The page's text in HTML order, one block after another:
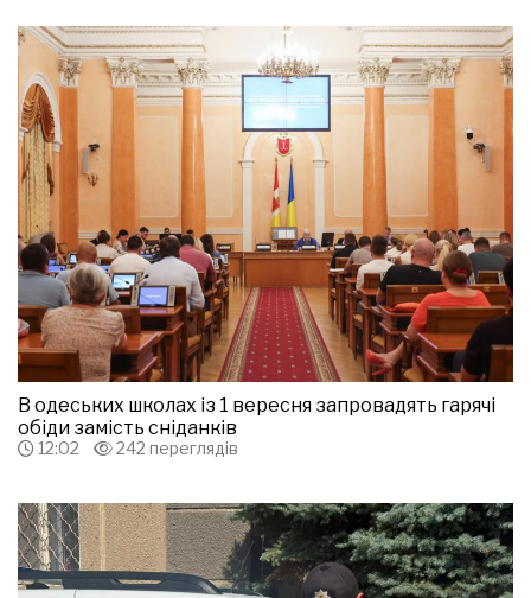
В одеських школах із 1 вересня запровадять гарячі
обіди замість сніданків
12:02 242 переглядів